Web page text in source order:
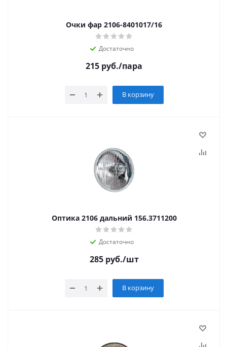
Очки фар 2106-8401017/16
Достаточно
215 руб./пара
В корзину
Оптика 2106 дальний 156.3711200
Достаточно
285руб./шт
В корзину